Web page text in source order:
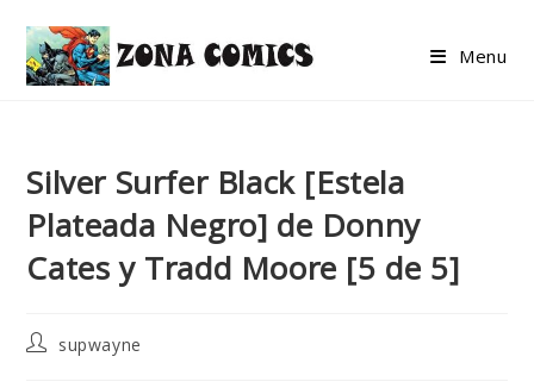
content
Menu
Silver Surfer Black [Estela
Plateada Negro] de Donny
Cates y Tradd Moore [5 de 5]
Postsupwayne